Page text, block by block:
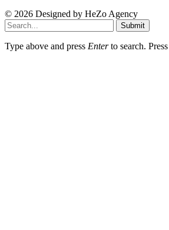
© 2026 Designed by HeZo Agency
Submit
Type above and press Enterto search. Press